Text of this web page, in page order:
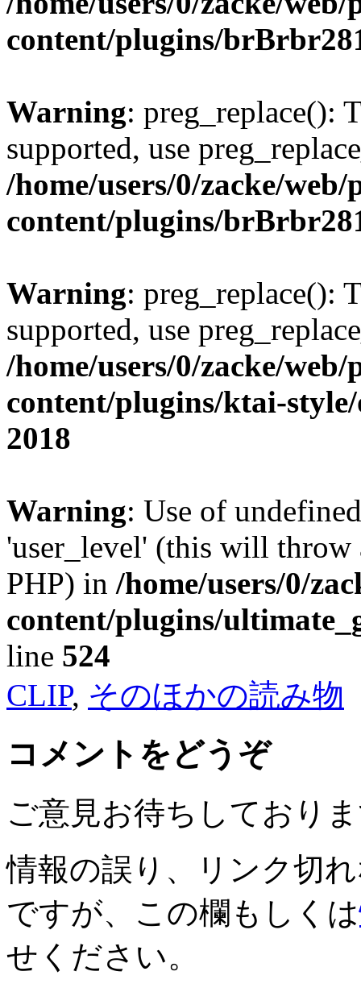
content/plugins/
Warning: preg_replace():
supported, use
/home/users/0/zacke/
content/plugins/
Warning: preg_replace():
supported, use
/home/users/0/zacke/
content/plugins/ktai-
2018
Warning: Use of
'user_level' (this will
PHP) in /home/users/0/
content/plugins/
line 524
CLIP, そのほかの読み物
コメントをどうぞ
ご意見お待ちしており
情報の誤り、リンク切
ですが、この欄もしくは
せください。